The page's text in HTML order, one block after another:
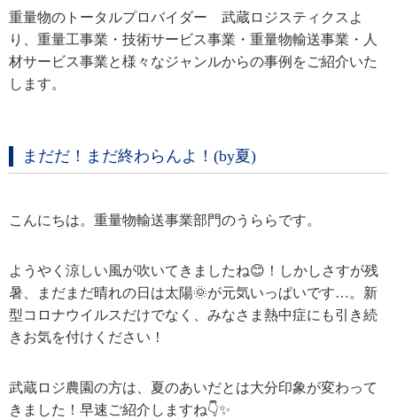
重量物のトータルプロバイダー 武蔵ロジスティクスよ
り、重量工事業・技術サービス事業・重量物輸送事業・人
材サービス事業と様々なジャンルからの事例をご紹介いた
します。
まだだ！まだ終わらんよ！(by夏)
こんにちは。重量物輸送事業部門のうららです。
ようやく涼しい風が吹いてきましたね😊！しかしさすが残
暑、まだまだ晴れの日は太陽🌞が元気いっぱいです…。新
型コロナウイルスだけでなく、みなさま熱中症にも引き続
きお気を付けください！
武蔵ロジ農園の方は、夏のあいだとは大分印象が変わって
きました！早速ご紹介しますね👇✨